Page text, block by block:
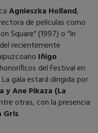
Agnieszka Holland,
de películas como
Square“ (1997) o “In
del recientemente
Iñigo
del Festival en
gala estará dirigida por
y Ane Pikaza (La
otras, con la presencia
Gris.